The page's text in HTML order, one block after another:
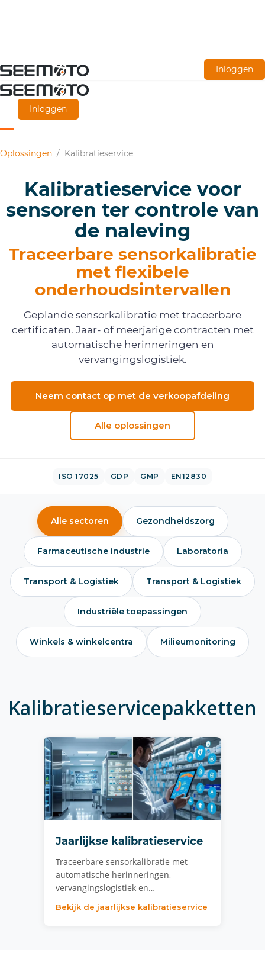
Ga
naar
hoofdinhoud
Inloggen
Inloggen
Oplossingen / Kalibratieservice
Kalibratieservice voor
sensoren ter controle van
de naleving
Traceerbare sensorkalibratie
met flexibele
onderhoudsintervallen
Geplande sensorkalibratie met traceerbare
certificaten. Jaar- of meerjarige contracten met
automatische herinneringen en
vervangingslogistiek.
Neem contact op met de verkoopafdeling
Alle oplossingen
ISO 17025 GDP GMP EN12830
Alle sectoren Gezondheidszorg
Farmaceutische industrie Laboratoria
Transport & Logistiek Transport & Logistiek
Industriële toepassingen
Winkels & winkelcentra Milieumonitoring
Kalibratieservicepakketten
Jaarlijkse kalibratieservice
Traceerbare sensorkalibratie met
automatische herinneringen,
vervangingslogistiek en…
Bekijk de jaarlijkse kalibratieservice